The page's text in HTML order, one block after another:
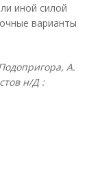
иной силой
варианты
А.
н/Д :